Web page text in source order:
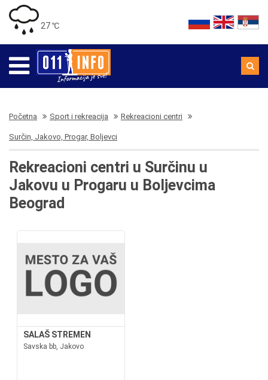
27 ℃
Početna Sport i rekreacija Rekreacioni centri
Surčin, Jakovo, Progar, Boljevci
Rekreacioni centri u Surčinu u
Jakovu u Progaru u Boljevcima
Beograd
SALAŠ STREMEN
Savska bb, Jakovo